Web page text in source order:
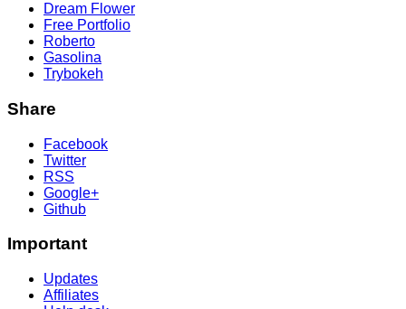
Dream Flower
Free Portfolio
Roberto
Gasolina
Trybokeh
Share
Facebook
Twitter
RSS
Google+
Github
Important
Updates
Affiliates